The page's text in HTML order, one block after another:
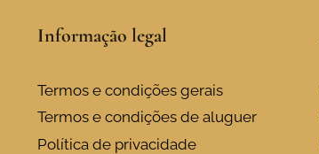
The
may
be
chosen
Informação legal
Termos e condições gerais
Termos e condições de aluguer
Política de privacidade